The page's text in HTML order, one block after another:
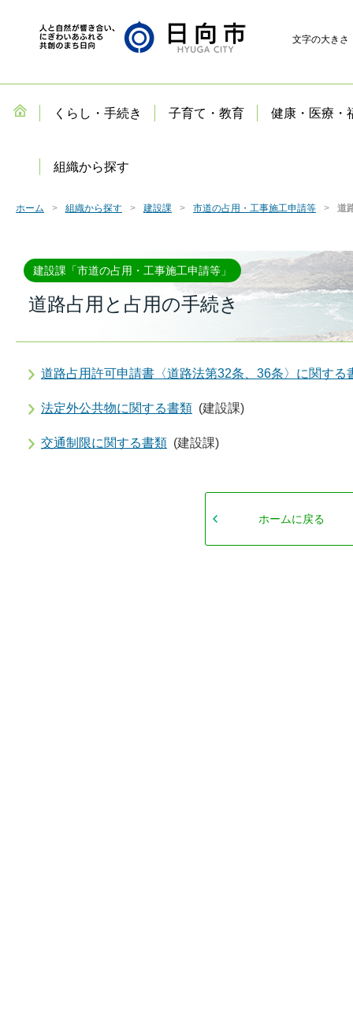
文字の大きさ
くらし・手続き 子育て・教育 健康・医療・
組織から探す
ホーム 組織から探す 建設課 市道の占用・工事施工申請等 道
建設課「市道の占用・工事施工申請等」
道路占用と占用の手続き
道路占用許可申請書〈道路法第32条、36条〉に関する
法定外公共物に関する書類 (建設課)
交通制限に関する書類 (建設課)
ホームに戻る